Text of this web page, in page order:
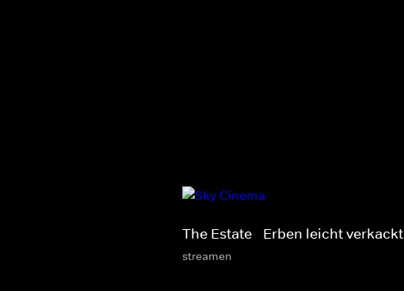
The Estate - Erben leicht verkackt
streamen